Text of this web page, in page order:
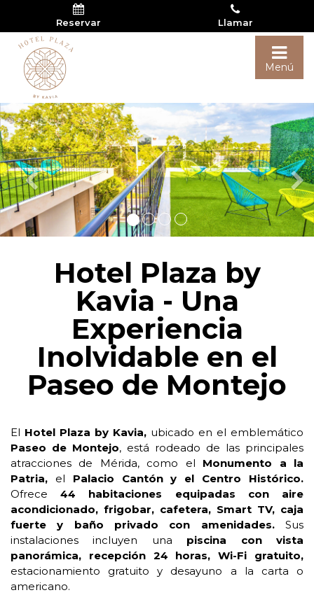
Reservar Llamar
Menú
Hotel Plaza by
Kavia - Una
Experiencia
Inolvidable en el
Paseo de Montejo
El Hotel Plaza by Kavia, ubicado en el emblemático
Paseo de Montejo, está rodeado de las principales
atracciones de Mérida, como el Monumento a la
Patria, el Palacio Cantón y el Centro Histórico.
Ofrece44 habitaciones equipadas con aire
acondicionado, frigobar, cafetera, Smart TV, caja
fuerte y baño privado con amenidades.Sus
instalaciones incluyen una piscina con vista
panorámica, recepción 24 horas, Wi-Fi gratuito,
estacionamiento gratuito y desayuno a la carta o
americano.